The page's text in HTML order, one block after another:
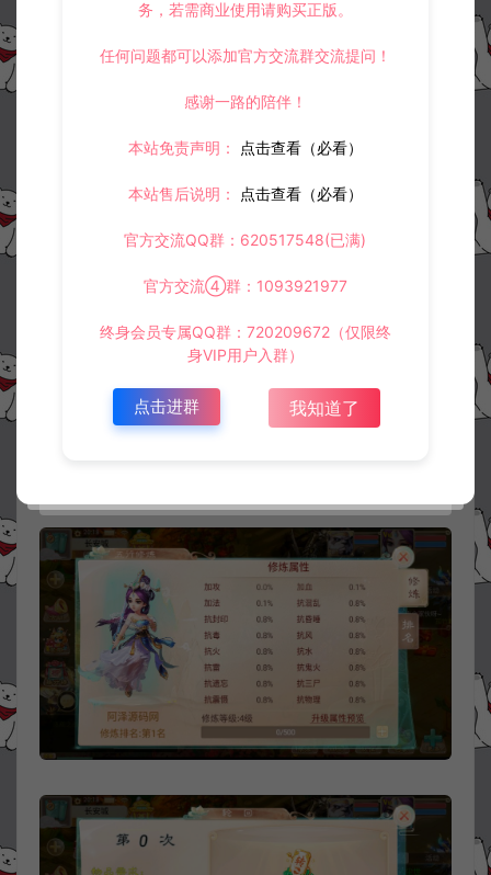
务，若需商业使用请购买正版。
任何问题都可以添加官方交流群交流提问！
感谢一路的陪伴！
本站免责声明： 点击查看（必看）
本站售后说明： 点击查看（必看）
官方交流QQ群：620517548(已满)
官方交流④群：1093921977
终身会员专属QQ群：720209672（仅限终
身VIP用户入群）
点击进群 我知道了